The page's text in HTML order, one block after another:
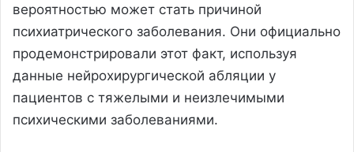
вероятностью может стать причиной
психиатрического заболевания. Они официально
продемонстрировали этот факт, используя
данные нейрохирургической абляции у
пациентов с тяжелыми и неизлечимыми
психическими заболеваниями.